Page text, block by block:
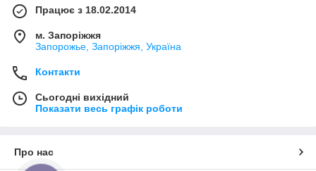
Працює з 18.02.2014
м. Запоріжжя
Запорожье, Запоріжжя, Україна
Контакти
Сьогодні вихідний
Показати весь графік роботи
Про нас